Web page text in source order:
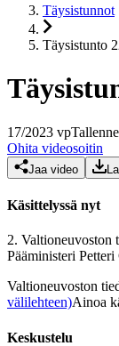
Täysistunnot
Täysistunto
17/2023 vpTallenne
Ohita videosoitin
Jaa video
Käsittelyssä nyt
2. Valtioneuvoston
Pääministeri
Valtioneuvoston
välilehteen)Ainoa
Keskustelu